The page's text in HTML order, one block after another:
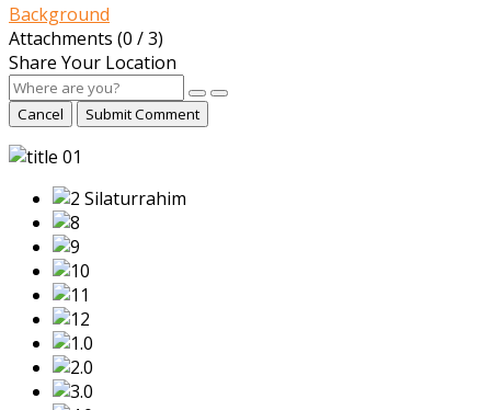
Background
Attachments (0 / 3)
Share Your Location
Cancel Submit Comment